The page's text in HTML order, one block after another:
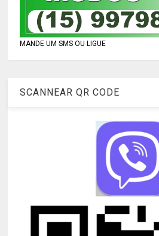
MANDE UM SMS OU LIGUE
SCANNEAR QR CODE